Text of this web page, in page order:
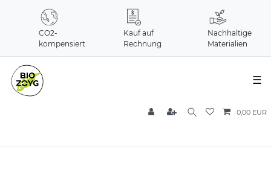
CO2-
kompensiert
Kauf auf
Rechnung
Nachhaltige
Materialien
☰
0,00 EUR